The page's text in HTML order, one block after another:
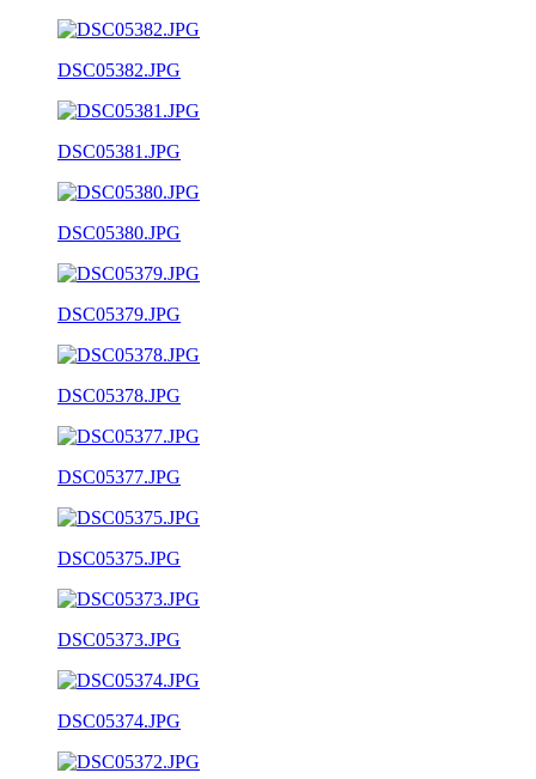
DSC05382.JPG
DSC05381.JPG
DSC05380.JPG
DSC05379.JPG
DSC05378.JPG
DSC05377.JPG
DSC05375.JPG
DSC05373.JPG
DSC05374.JPG